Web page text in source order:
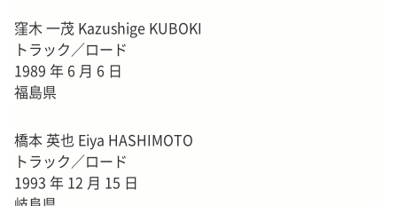
窪木 一茂 Kazushige KUBOKI
トラック／ロード
1989 年 6 月 6 日
福島県
橋本 英也 Eiya HASHIMOTO
トラック／ロード
1993 年 12 月 15 日